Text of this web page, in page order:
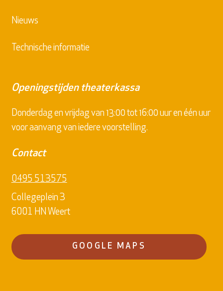
Nieuws
Technische informatie
Openingstijden theaterkassa
Donderdag en vrijdag van 13:00 tot 16:00 uur en één uur
voor aanvang van iedere voorstelling.
Contact
0495 513575
Collegeplein 3
6001 HN Weert
GOOGLE MAPS